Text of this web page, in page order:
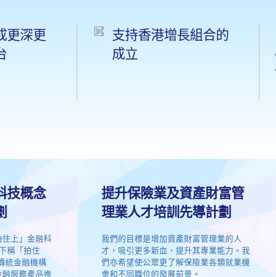
更深更
支持香港增長組合的
成立
技概念
上」金融科
稱「拍住
統金融機構
服務產品進
提升保險業及資產財富管
理業人才培訓先導計劃
我們的目標是增加資產財富管理業的人
才，吸引更多新血，提升其專業能力。我
們亦希望使公眾更了解保險業各類就業機
會和不同職位的發展前景。